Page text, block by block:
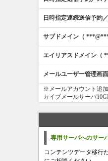
日時指定連続送信予約
サブドメイン（
エイリアスドメイン（
メールユーザー管理画面
※メールアカウント追
カイブメールサーバ
専用サーバへのサー
コンテンツデータ移行